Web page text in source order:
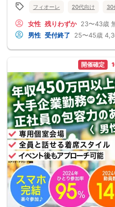
フィオーレ 20代向け 30
女性 残りわずか 23〜43歳
男性 受付終了 25〜45歳
開催確定